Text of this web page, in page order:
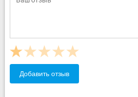
Добавить отзыв